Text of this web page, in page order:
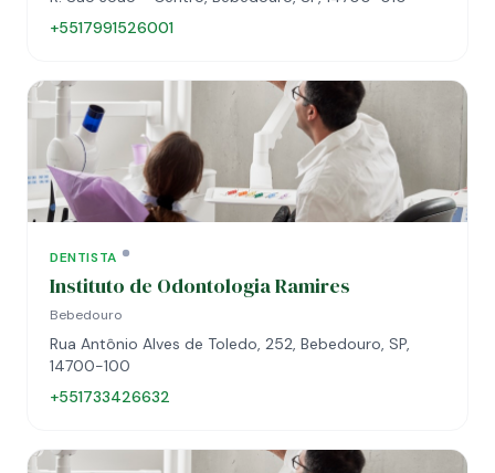
+5517991526001
DENTISTA
Instituto de Odontologia Ramires
Bebedouro
Rua Antônio Alves de Toledo, 252, Bebedouro, SP,
14700-100
+551733426632